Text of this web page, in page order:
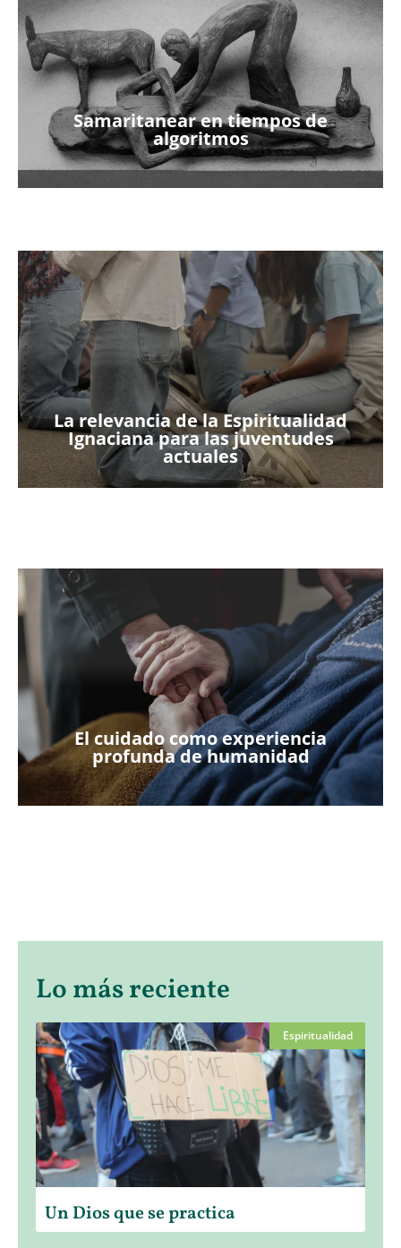
Samaritanear en tiempos de
algoritmos
La relevancia de la Espiritualidad
Ignaciana para las juventudes
actuales
El cuidado como experiencia
profunda de humanidad
Lo más reciente
Espiritualidad
Un Dios que se practica